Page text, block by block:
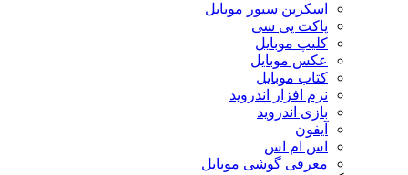
اسکرین سیور موبایل
پاکت پی سی
کلیپ موبایل
عکس موبایل
کتاب موبایل
نرم افزار اندروید
بازی اندروید
آیفون
اس ام اس
معرفی گوشی موبایل